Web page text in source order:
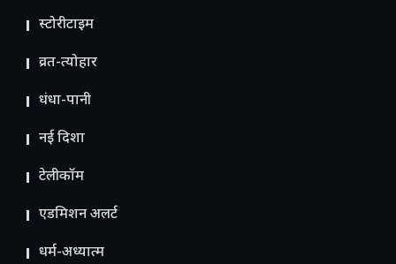
स्टोरीटाइम
व्रत-त्योहार
धंधा-पानी
नई दिशा
टेलीकॉम
ए​डमिशन अलर्ट
धर्म-अध्यात्म